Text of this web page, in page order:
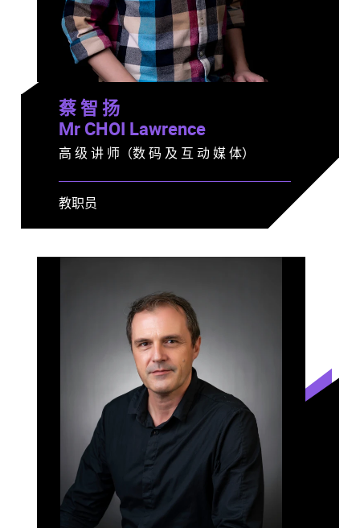
蔡 智 扬
Mr CHOI Lawrence
高 级 讲 师（数 码 及 互 动 媒 体）
教职员